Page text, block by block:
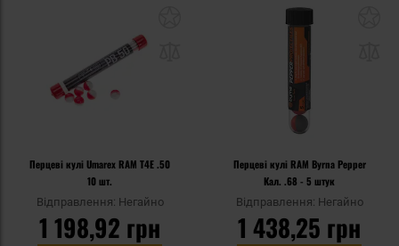
Перцеві кулі Umarex RAM T4E .50
10 шт.
Відправлення: Негайно
1 198,92 грн
Перцеві кулі RAM Byrna Pepper
Кал. .68 - 5 штук
Відправлення: Негайно
1 438,25 грн